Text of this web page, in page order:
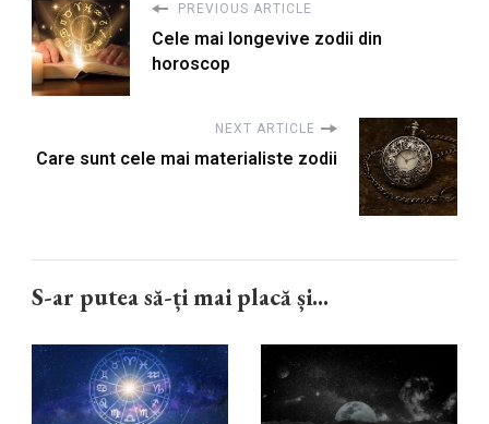
PREVIOUS ARTICLE
Cele mai longevive zodii din
horoscop
NEXT ARTICLE
Care sunt cele mai materialiste zodii
S-ar putea să-ți mai placă și...